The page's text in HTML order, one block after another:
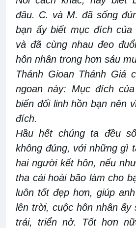
đâu. C. và M. đã sống
bạn ấy biết mục đích
và đã cùng nhau đeo
hôn nhân trong hơn sáu
Thánh Gioan Thánh Giá
ngoan này: Mục đích
biến đổi linh hồn bạn nên
đích.
Hầu hết chúng ta đều
không đúng, với những gì
hai người kết hôn, nếu
tha cái hoài bão làm cho
luôn tốt đẹp hơn, giúp
lên trời, cuộc hôn nhân ấy
trái, triển nở. Tốt hơn